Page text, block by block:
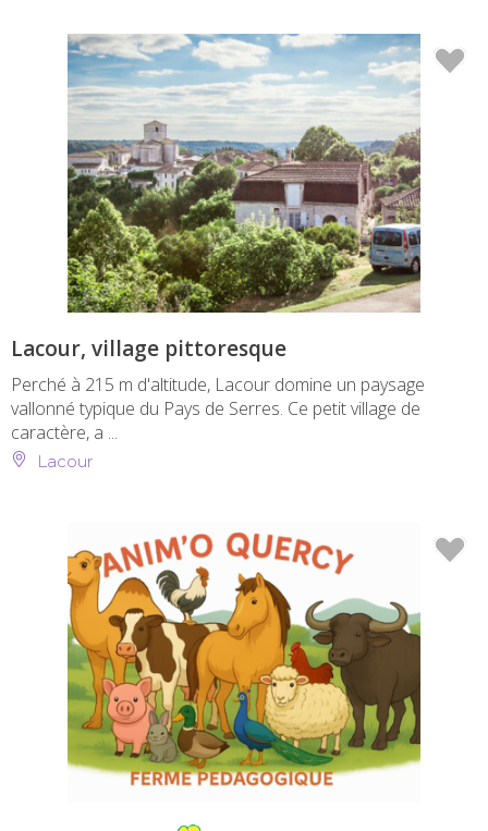
Lacour, village pittoresque
Perché à 215 m d'altitude, Lacour domine un paysage
vallonné typique du Pays de Serres. Ce petit village de
caractère, a ...
Lacour